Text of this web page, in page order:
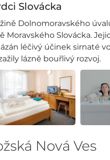
Slovácka
Dolnomoravského
Slovácka.
léčivý účinek sirnaté
lázně bouřlivý rozvoj.
Nová Ves